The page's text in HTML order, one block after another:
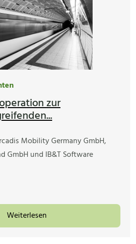
zur
Mobility Germany GmbH,
GmbH und IB&T Software
Weiterlesen